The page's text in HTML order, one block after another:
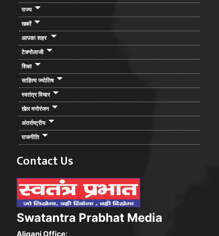
राज्य
खबरें
आपका शहर
टेक्नोलाजी
शिक्षा
साहित्य ज्योतिष
स्वतंत्र विचार
खेल मनोरंजन
अंतर्राष्ट्रीय
राजनीति
Contact Us
Swatantra Prabhat Media
Aliganj Office: